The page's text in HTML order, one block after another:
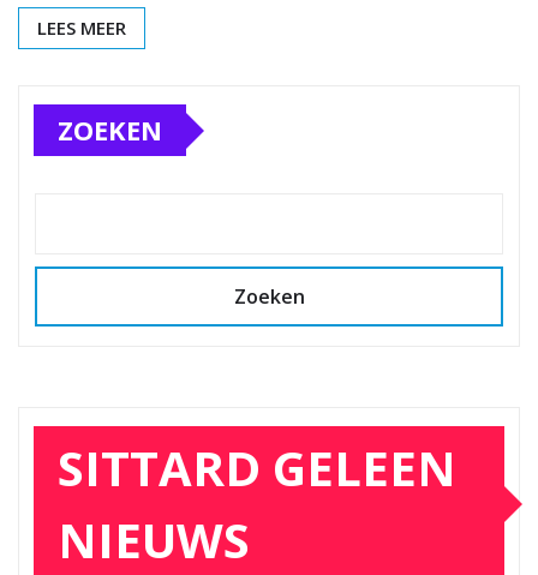
LEES MEER
ZOEKEN
Zoeken
SITTARD GELEEN
NIEUWS